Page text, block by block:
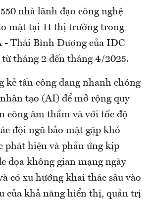
nhà lãnh đạo công nghệ
mật tại 11 thị trường trong
- Thái Bình Dương của IDC
tháng 2 đến tháng 4/2025.
kẻ tấn công đang nhanh chóng
tạo (AI) để mở rộng quy
công âm thầm và với tốc độ
đội ngũ bảo mật gặp khó
phát hiện và phản ứng kịp
dọa không gian mạng ngày
có xu hướng khai thác sâu vào
của khả năng hiển thị, quản trị